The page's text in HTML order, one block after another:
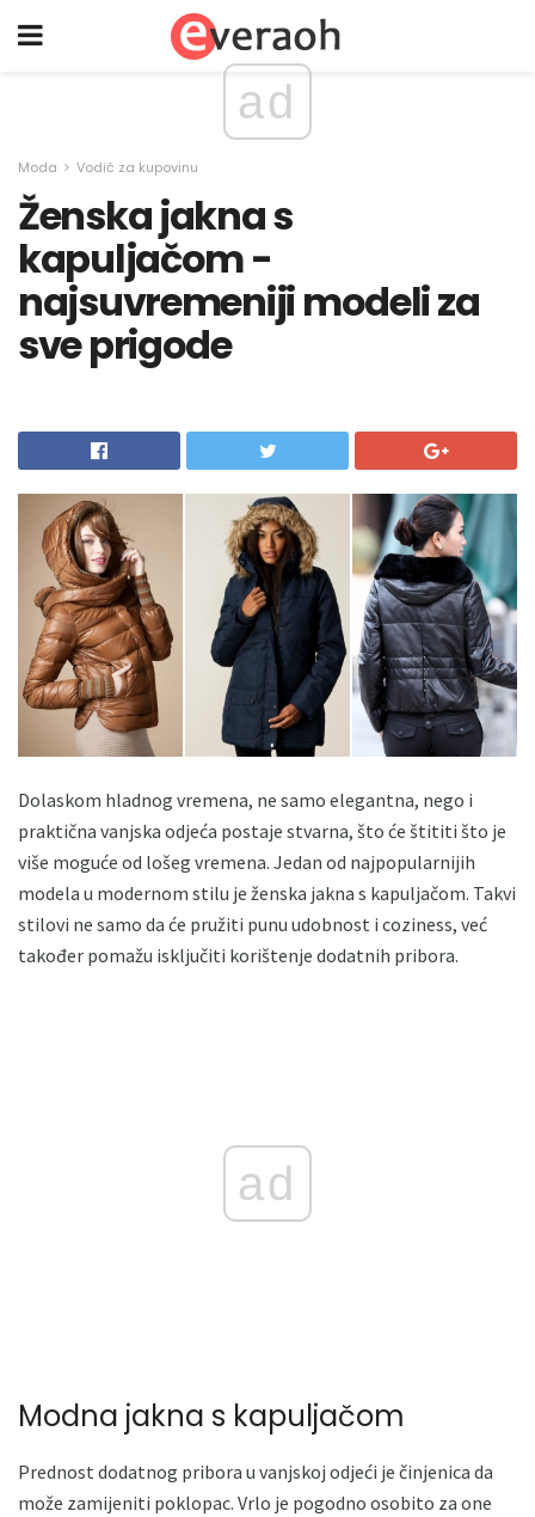
ad
Moda Vodič za kupovinu
Ženska jakna s
kapuljačom -
najsuvremeniji modeli za
sve prigode
Dolaskom hladnog vremena, ne samo elegantna, nego i
praktična vanjska odjeća postaje stvarna, što će štititi što je
više moguće od lošeg vremena. Jedan od najpopularnijih
modela u modernom stilu je ženska jakna s kapuljačom. Takvi
stilovi ne samo da će pružiti punu udobnost i coziness, već
također pomažu isključiti korištenje dodatnih pribora.
ad
Modna jakna s kapuljačom
Prednost dodatnog pribora u vanjskoj odjeći je činjenica da
može zamijeniti poklopac. Vrlo je pogodno osobito za one